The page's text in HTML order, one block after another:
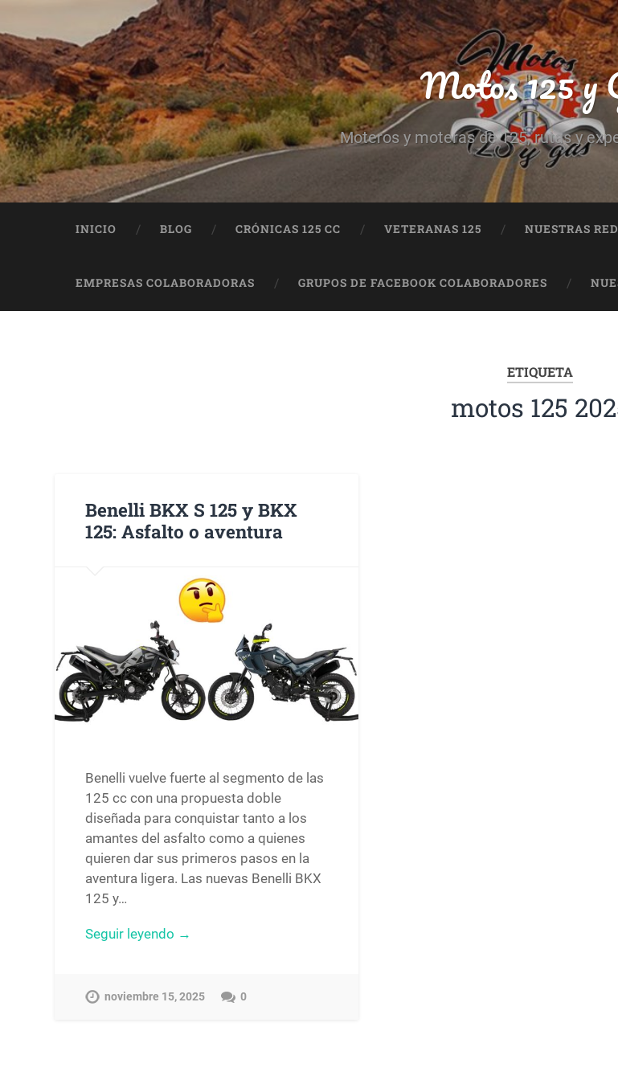
Motos 125 y
Moteros y moteras de 125, rutas y
INICIO BLOG CRÓNICAS 125 CC VETERANAS 125 NUESTRAS
EMPRESAS COLABORADORAS GRUPOS DE FACEBOOK COLABORADORES
ETIQUETA
motos 125
Benelli BKX S 125 y BKX
125: Asfalto o aventura
Benelli vuelve fuerte al segmento de las
125 cc con una propuesta doble
diseñada para conquistar tanto a los
amantes del asfalto como a quienes
quieren dar sus primeros pasos en la
aventura ligera. Las nuevas Benelli BKX
125 y…
Seguir leyendo →
noviembre 15, 2025 0